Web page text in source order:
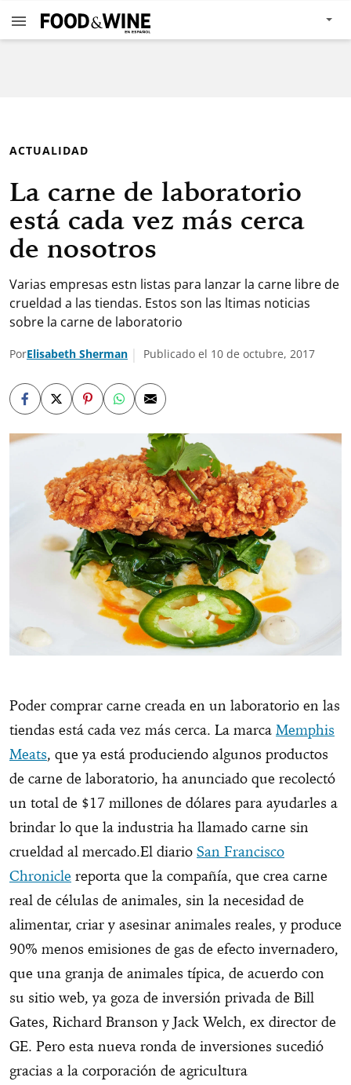
ACTUALIDAD
La carne de laboratorio
está cada vez más cerca
de nosotros
Varias empresas estn listas para lanzar la carne libre de
crueldad a las tiendas. Estos son las ltimas noticias
sobre la carne de laboratorio
PorElisabeth Sherman Publicado el 10 de octubre, 2017
Poder comprar carne creada en un laboratorio en las
tiendas está cada vez más cerca. La marca Memphis
Meats, que ya está produciendo algunos productos
de carne de laboratorio, ha anunciado que recolectó
un total de $17 millones de dólares para ayudarles a
brindar lo que la industria ha llamado carne sin
crueldad al mercado.El diario San Francisco
Chronicle reporta que la compañía, que crea carne
real de células de animales, sin la necesidad de
alimentar, criar y asesinar animales reales, y produce
90% menos emisiones de gas de efecto invernadero,
que una granja de animales típica, de acuerdo con
su sitio web, ya goza de inversión privada de Bill
Gates, Richard Branson y Jack Welch, ex director de
GE. Pero esta nueva ronda de inversiones sucedió
gracias a la corporación de agricultura